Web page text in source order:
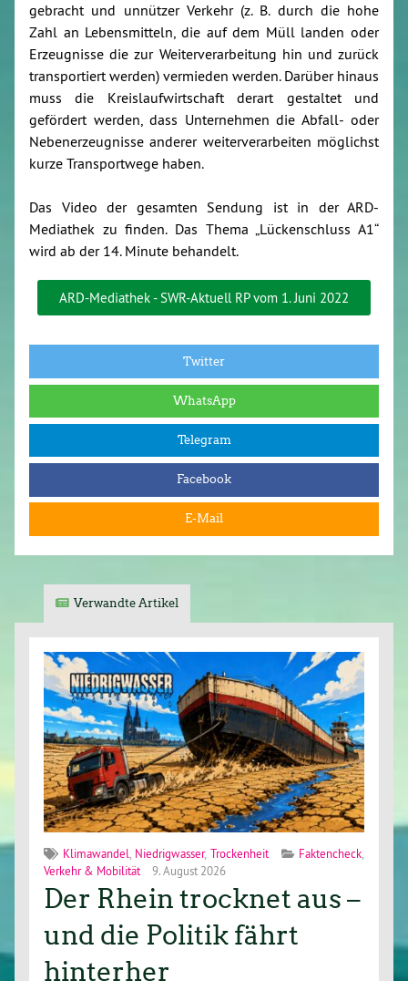
gebracht und unnützer Verkehr (z. B. durch die hohe
Zahl an Lebensmitteln, die auf dem Müll landen oder
Erzeugnisse die zur Weiterverarbeitung hin und zurück
transportiert werden) vermieden werden. Darüber hinaus
muss die Kreislaufwirtschaft derart gestaltet und
gefördert werden, dass Unternehmen die Abfall- oder
Nebenerzeugnisse anderer weiterverarbeiten möglichst
kurze Transportwege haben.
Das Video der gesamten Sendung ist in der ARD-
Mediathek zu finden. Das Thema „Lückenschluss A1“
wird ab der 14. Minute behandelt.
ARD-Mediathek - SWR-Aktuell RP vom 1. Juni 2022
Twitter
WhatsApp
Telegram
Facebook
E-Mail
Verwandte Artikel
Klimawandel, Niedrigwasser, Trockenheit Faktencheck,
Verkehr & Mobilität
9. August 2026
Der Rhein trocknet aus –
und die Politik fährt
hinterher